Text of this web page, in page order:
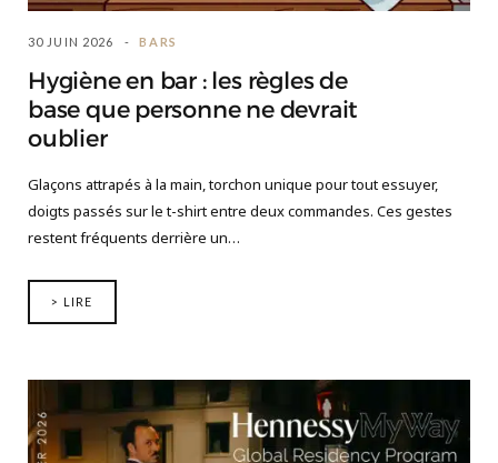
30 JUIN 2026 BARS
Hygiène en bar : les règles de
base que personne ne devrait
oublier
Glaçons attrapés à la main, torchon unique pour tout essuyer,
doigts passés sur le t-shirt entre deux commandes. Ces gestes
restent fréquents derrière un…
> LIRE